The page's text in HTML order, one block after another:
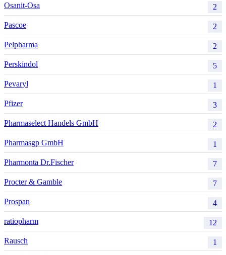
Osanit-Osa 2
Pascoe 2
Pelpharma 2
Perskindol 5
Pevaryl 1
Pfizer 3
Pharmaselect Handels GmbH 2
Pharmasgp GmbH 1
Pharmonta Dr.Fischer 7
Procter & Gamble 7
Prospan 4
ratiopharm 12
Rausch 1